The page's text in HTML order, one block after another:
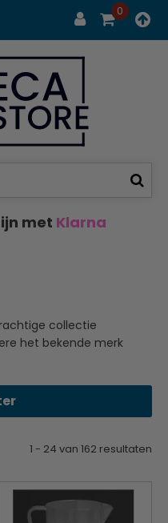
0
met Klarna
collectie
het bekende merk
1 - 24 van 162 resultaten